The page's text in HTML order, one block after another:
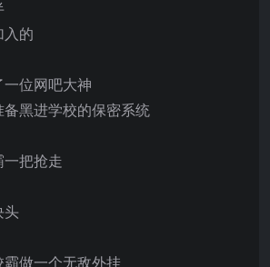
入的
位网吧大神
黑进学校的保密系统
把抢走
头
做一个无敌外挂